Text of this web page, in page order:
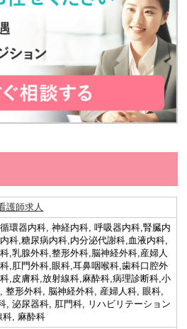
護師求人
環器内科, 神経内科, 呼吸器内科,腎臓内
科,糖尿病内科,内分泌代謝科,血液内科,
,乳腺外科,整形外科,脳神経外科,産婦人
,肛門外科,眼科,耳鼻咽喉科,歯科口腔外
,皮膚科,放射線科,麻酔科,病理診断科,小
整形外科, 脳神経外科, 産婦人科, 眼科,
, 泌尿器科, 肛門科, リハビリテーション
科, 麻酔科